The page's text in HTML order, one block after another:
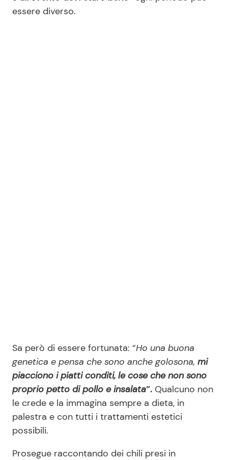
essere diverso.
Sa però di essere fortunata: “Ho una buona
genetica e pensa che sono anche golosona, mi
piacciono i piatti conditi, le cose che non sono
proprio petto di pollo e insalata”. Qualcuno non
le crede e la immagina sempre a dieta, in
palestra e con tutti i trattamenti estetici
possibili.
Prosegue raccontando dei chili presi in